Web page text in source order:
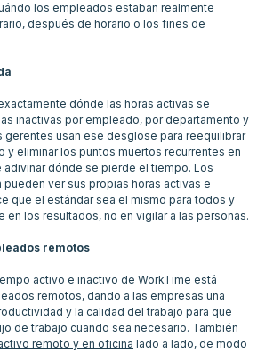
los empleados estaban realmente
después de horario o los fines de
dónde las horas activas se
inactivas por empleado, por departamento y
gerentes usan ese desglose para reequilibrar
y eliminar los puntos muertos recurrentes en
adivinar dónde se pierde el tiempo. Los
ver sus propias horas activas e
que el estándar sea el mismo para todos y
en los resultados, no en vigilar a las personas.
remotos
activo e inactivo de WorkTime está
remotos, dando a las empresas una
y la calidad del trabajo para que
de trabajo cuando sea necesario. También
remoto y en oficina lado a lado, de modo